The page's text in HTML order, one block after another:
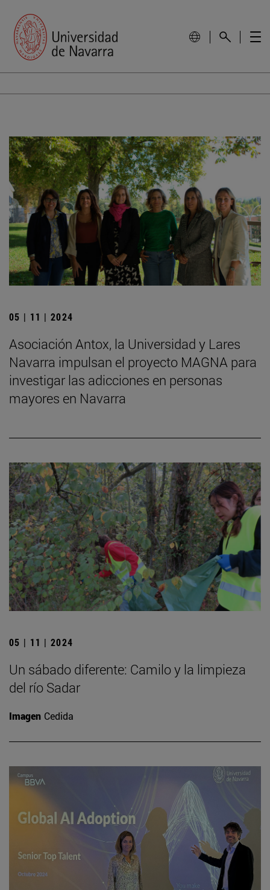
05 | 11 | 2024
Asociación Antox, la Universidad y Lares
Navarra impulsan el proyecto MAGNA para
investigar las adicciones en personas
mayores en Navarra
05 | 11 | 2024
Un sábado diferente: Camilo y la limpieza
del río Sadar
Imagen Cedida